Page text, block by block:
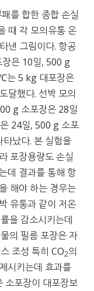
를 합한 종합 손실
때 각 모의유통 온
낸 그림이다. 항공
은 10일, 500 g
는 5 kg 대포장은
달했다. 선박 모의
g 소포장은 28일
24일, 500 g 소포
났다. 본 실험을
포장용량도 손실
데 결과를 통해 항
해야 하는 경우는
유통과 같이 저온
을 감소시키는데
의 필름 포장은 자
조성 특히 CO2의
시키는데 효과를
소포장이 대포장보